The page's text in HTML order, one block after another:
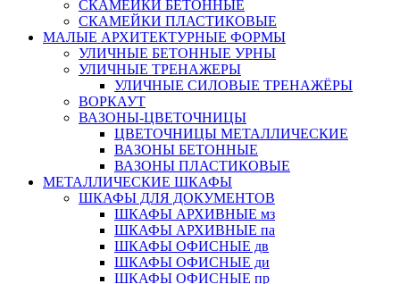
СКАМЕЙКИ БЕТОННЫЕ
СКАМЕЙКИ ПЛАСТИКОВЫЕ
МАЛЫЕ АРХИТЕКТУРНЫЕ ФОРМЫ
УЛИЧНЫЕ БЕТОННЫЕ УРНЫ
УЛИЧНЫЕ ТРЕНАЖЕРЫ
УЛИЧНЫЕ СИЛОВЫЕ ТРЕНАЖЁРЫ
ВОРКАУТ
ВАЗОНЫ-ЦВЕТОЧНИЦЫ
ЦВЕТОЧНИЦЫ МЕТАЛЛИЧЕСКИЕ
ВАЗОНЫ БЕТОННЫЕ
ВАЗОНЫ ПЛАСТИКОВЫЕ
МЕТАЛЛИЧЕСКИЕ ШКАФЫ
ШКАФЫ ДЛЯ ДОКУМЕНТОВ
ШКАФЫ АРХИВНЫЕ мз
ШКАФЫ АРХИВНЫЕ па
ШКАФЫ ОФИСНЫЕ дв
ШКАФЫ ОФИСНЫЕ ди
ШКАФЫ ОФИСНЫЕ пр